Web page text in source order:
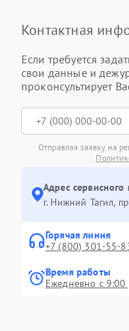
Контактная
Если требуется
свои данные и
проконсультирует
Отправляя заявку на
Адрес
г. Нижний Тагил,
Горячая линия
+7 (800) 301-55-
Время работы
Ежедневно с